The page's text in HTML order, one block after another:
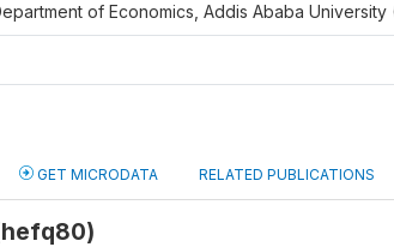
of Economics, Addis Ababa University
GET MICRODATA RELATED PUBLICATIONS